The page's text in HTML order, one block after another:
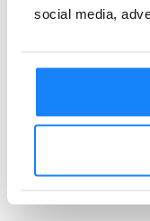
social media,